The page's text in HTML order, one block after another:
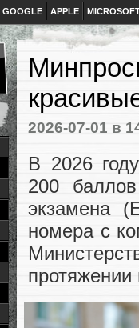
GOOGLE APPLE
2026-07-01 в
В 2026
200
экзамена
номера с
протяжении